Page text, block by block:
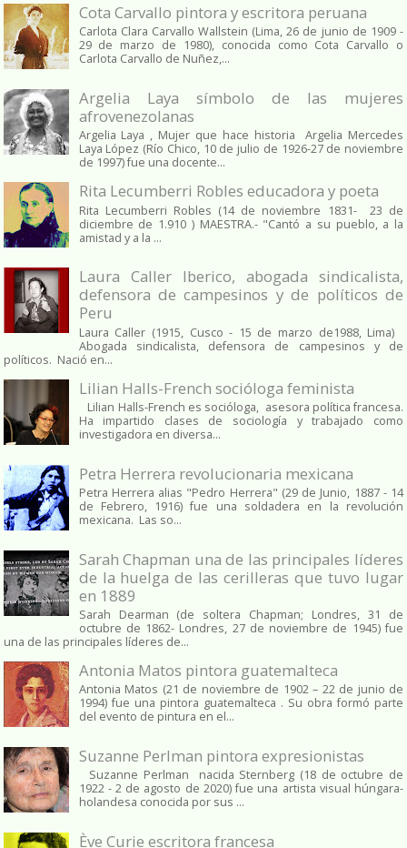
Cota Carvallo pintora y escritora peruana
Carlota Clara Carvallo Wallstein (Lima, 26 de junio de 1909 -
29 de marzo de 1980), conocida como Cota Carvallo o
Carlota Carvallo de Nuñez,...
Argelia Laya símbolo de las mujeres
afrovenezolanas
Argelia Laya , Mujer que hace historia Argelia Mercedes
Laya López (Río Chico, 10 de julio de 1926-27 de noviembre
de 1997) fue una docente...
Rita Lecumberri Robles educadora y poeta
Rita Lecumberri Robles (14 de noviembre 1831- 23 de
diciembre de 1.910 ) MAESTRA.- "Cantó a su pueblo, a la
amistad y a la ...
Laura Caller Iberico, abogada sindicalista,
defensora de campesinos y de políticos de
Peru
Laura Caller (1915, Cusco - 15 de marzo de1988, Lima)
Abogada sindicalista, defensora de campesinos y de
políticos. Nació en...
Lilian Halls-French socióloga feminista
Lilian Halls-French es socióloga, asesora política francesa.
Ha impartido clases de sociología y trabajado como
investigadora en diversa...
Petra Herrera revolucionaria mexicana
Petra Herrera alias "Pedro Herrera" (29 de Junio, 1887 - 14
de Febrero, 1916) fue una soldadera en la revolución
mexicana. Las so...
Sarah Chapman una de las principales líderes
de la huelga de las cerilleras que tuvo lugar
en 1889
Sarah Dearman (de soltera Chapman; Londres, 31 de
octubre de 1862​- Londres, 27 de noviembre de 1945)​ fue
una de las principales líderes de...
Antonia Matos pintora guatemalteca
Antonia Matos (21 de noviembre de 1902 – 22 de junio de
1994) fue una pintora guatemalteca . Su obra formó parte
del evento de pintura en el...
Suzanne Perlman pintora expresionistas
Suzanne Perlman nacida Sternberg (18 de octubre de
1922 - 2 de agosto de 2020) fue una artista visual húngara-
holandesa conocida por sus ...
Ève Curie escritora francesa